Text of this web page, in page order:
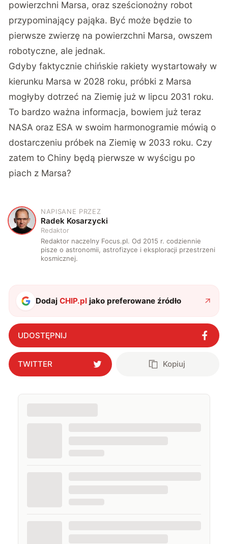
powierzchni Marsa, oraz sześcionożny robot
przypominający pająka. Być może będzie to
pierwsze zwierzę na powierzchni Marsa, owszem
robotyczne, ale jednak.
Gdyby faktycznie chińskie rakiety wystartowały w
kierunku Marsa w 2028 roku, próbki z Marsa
mogłyby dotrzeć na Ziemię już w lipcu 2031 roku.
To bardzo ważna informacja, bowiem już teraz
NASA oraz ESA w swoim harmonogramie mówią o
dostarczeniu próbek na Ziemię w 2033 roku. Czy
zatem to Chiny będą pierwsze w wyścigu po
piach z Marsa?
R
NAPISANE PRZEZ
Radek Kosarzycki
Redaktor
Redaktor naczelny Focus.pl. Od 2015 r. codziennie
pisze o astronomii, astrofizyce i eksploracji przestrzeni
kosmicznej.
DodajCHIP.pl jako preferowane źródło
UDOSTĘPNIJ
TWITTER Kopiuj